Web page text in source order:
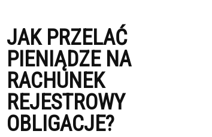
JAK PRZELAĆ
PIENIĄDZE NA
RACHUNEK
REJESTROWY
OBLIGACJE?